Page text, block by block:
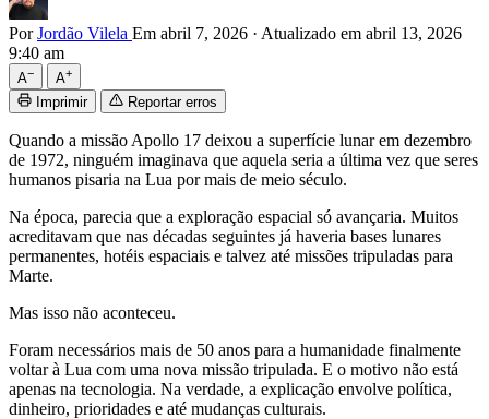
PorJordão Vilela Em abril 7, 2026 · Atualizado em abril 13, 2026
9:40 am
A− A+
Imprimir Reportar erros
Quando a missão Apollo 17 deixou a superfície lunar em dezembro
de 1972, ninguém imaginava que aquela seria a última vez que seres
humanos pisaria na Lua por mais de meio século.
Na época, parecia que a exploração espacial só avançaria. Muitos
acreditavam que nas décadas seguintes já haveria bases lunares
permanentes, hotéis espaciais e talvez até missões tripuladas para
Marte.
Mas isso não aconteceu.
Foram necessários mais de 50 anos para a humanidade finalmente
voltar à Lua com uma nova missão tripulada. E o motivo não está
apenas na tecnologia. Na verdade, a explicação envolve política,
dinheiro, prioridades e até mudanças culturais.